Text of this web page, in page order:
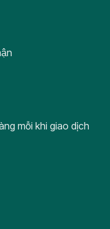
mỗi khi giao dịch